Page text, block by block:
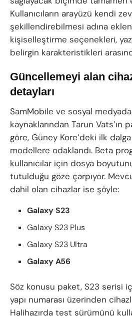
Kullanıcıların arayüzü kendi
şekillendirebilmesi adına
kişiselleştirme seçenekleri,
belirgin karakteristikleri
Güncellemeyi alan
detayları
SamMobile ve sosyal
kaynaklarından Tarun Vats’ın
göre, Güney Kore’deki ilk
modellere odaklandı. Beta
kullanıcılar için dosya
tutulduğu göze çarpıyor.
dahil olan cihazlar ise şöyle:
Galaxy S23
Galaxy S23 Plus
Galaxy S23 Ultra
Galaxy A56
Söz konusu paket, S23 serisi
yapı numarası üzerinden
Halihazırda test sürümünü